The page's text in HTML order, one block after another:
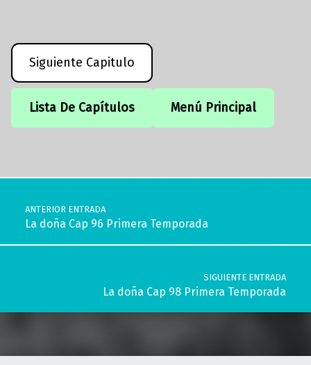
Siguiente Capitulo
Lista De Capítulos Menú Principal
Navegación de entradas
ANTERIOR ENTRADA
La doña Cap 96 Primera Temporada
SIGUIENTE ENTRADA
La doña Cap 98 Primera Temporada